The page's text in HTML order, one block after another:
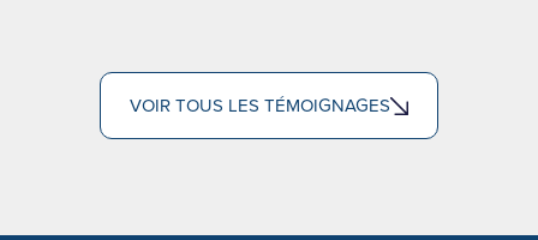
VOIR TOUS LES TÉMOIGNAGES